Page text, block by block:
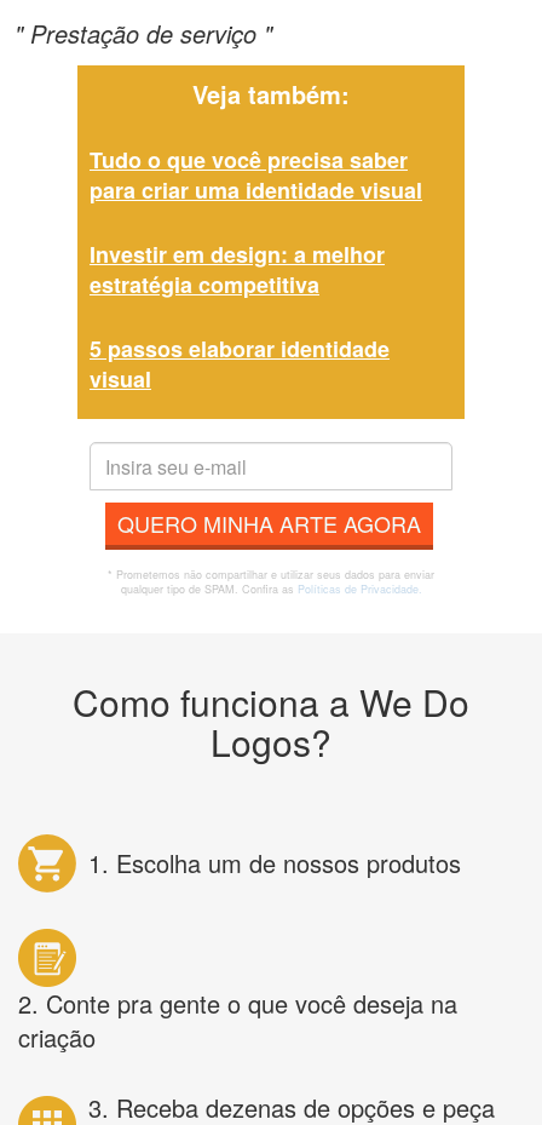
" Prestação de serviço "
Veja também:
Tudo o que você precisa saber
para criar uma identidade visual
Investir em design: a melhor
estratégia competitiva
5 passos elaborar identidade
visual
QUERO MINHA ARTE AGORA
* Prometemos não compartilhar e utilizar seus dados para enviar
qualquer tipo de SPAM. Confira as Políticas de Privacidade.
Como funciona a We Do
Logos?
1. Escolha um de nossos produtos
2. Conte pra gente o que você deseja na
criação
3. Receba dezenas de opções e peça